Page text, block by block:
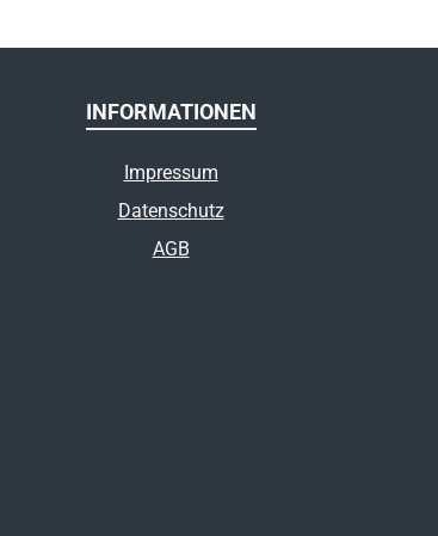
INFORMATIONEN
Impressum
Datenschutz
AGB